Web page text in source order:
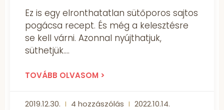
Ez is egy elronthatatlan sütőporos sajtos
pogácsa recept. És még a kelesztésre
se kell várni. Azonnal nyújthatjuk,
süthetjük.
TOVÁBB OLVASOM >
2019.12.30. 4 hozzászólás 2022.10.14.